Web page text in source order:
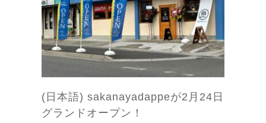
(日本語) sakanayadappeが2月24日
グランドオープン！